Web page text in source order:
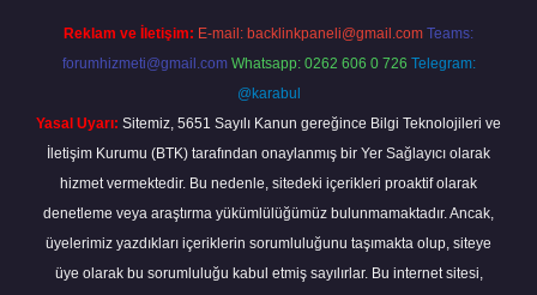
Reklam ve İletişim: E-mail: backlinkpaneli@gmail.com Teams:
forumhizmeti@gmail.com Whatsapp: 0262 606 0 726 Telegram:
@karabul
Yasal Uyarı: Sitemiz, 5651 Sayılı Kanun gereğince Bilgi Teknolojileri ve
İletişim Kurumu (BTK) tarafından onaylanmış bir Yer Sağlayıcı olarak
hizmet vermektedir. Bu nedenle, sitedeki içerikleri proaktif olarak
denetleme veya araştırma yükümlülüğümüz bulunmamaktadır. Ancak,
üyelerimiz yazdıkları içeriklerin sorumluluğunu taşımakta olup, siteye
üye olarak bu sorumluluğu kabul etmiş sayılırlar. Bu internet sitesi,